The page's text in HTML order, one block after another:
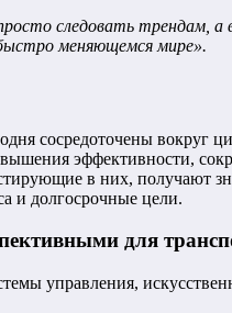
следовать трендам, а
меняющемся мире».
сосредоточены
эффективности,
в них, получают
и долгосрочные цели.
для
управления,